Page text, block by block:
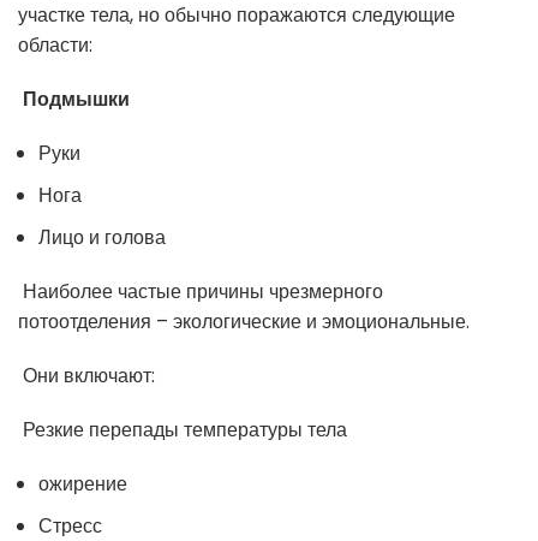
участке тела, но обычно поражаются следующие
области:
Подмышки
Руки
Нога
Лицо и голова
Наиболее частые причины чрезмерного
потоотделения – экологические и эмоциональные.
Они включают:
Резкие перепады температуры тела
ожирение
Стресс